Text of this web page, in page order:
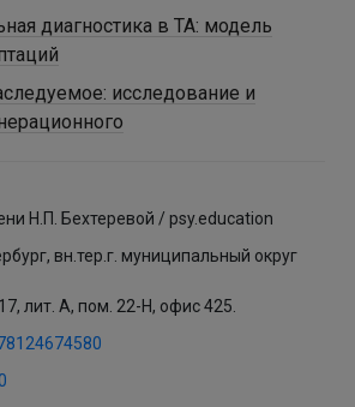
диагностика в ТА: модель
исследование и
Н.П. Бехтеревой / psy.education
вн.тер.г. муниципальный округ
лит. А, пом. 22-Н, офис 425.